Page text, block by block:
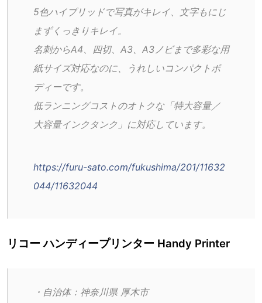
5色ハイブリッドで写真がキレイ、文字もにじ
まずくっきりキレイ。
名刺からA4、四切、A3、A3ノビまで多彩な用
紙サイズ対応なのに、うれしいコンパクトボ
ディーです。
低ランニングコストのオトクな「特大容量／
大容量インクタンク」に対応しています。
https://furu-sato.com/fukushima/201/11632
044/11632044
リコー ハンディープリンター Handy Printer
・自治体：神奈川県 厚木市